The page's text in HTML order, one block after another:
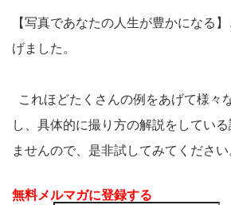
【写真であなたの人生が豊かになる
げました。
これほどたくさんの例をあげて様々
し、具体的に撮り方の解説をしてい
ませんので、是非試してみてください
無料メルマガに登録する